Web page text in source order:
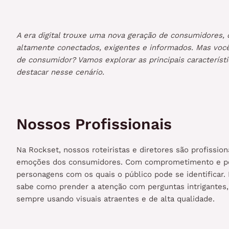
A era digital trouxe uma nova geração de
altamente conectados, exigentes e informados. Mas
de consumidor? Vamos explorar as principais
destacar nesse cenário.
Nossos Profissionais
Na Rockset, nossos roteiristas e diretores são
emoções dos consumidores. Com comprometimento e
personagens com os quais o público pode se
sabe como prender a atenção com perguntas
sempre usando visuais atraentes e de alta qualidade.